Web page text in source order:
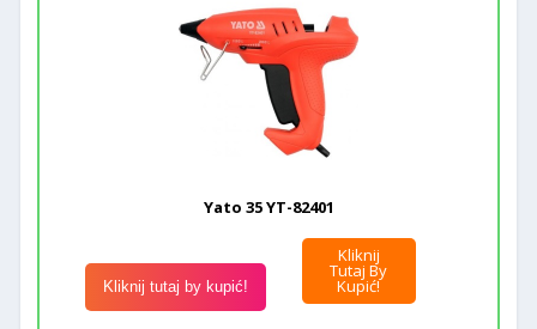
Yato 35 YT-82401
Kliknij tutaj by kupić!
Kliknij
Tutaj By
Kupić!